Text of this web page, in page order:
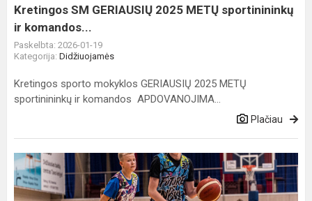
komandos...
Kretingos SM GERIAUSIŲ 2025 METŲ sportinininkų
ir komandos...
Paskelbta: 2026-01-19
Kategorija: Didžiuojamės
Kretingos sporto mokyklos GERIAUSIŲ 2025 METŲ
sportinininkų ir komandos APDOVANOJIMA...
Plačiau
Kretingos
SM
krepšininkas